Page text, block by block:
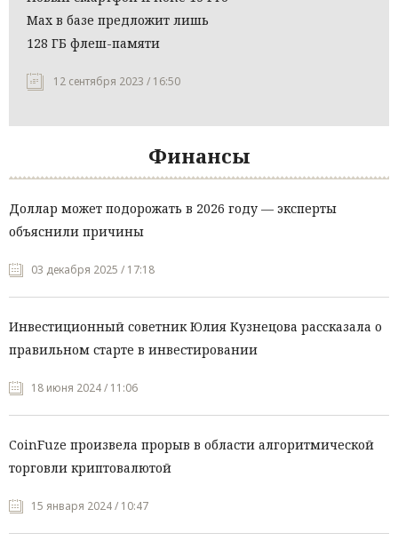
Max в базе предложит лишь
128 ГБ флеш-памяти
12 сентября 2023 / 16:50
Финансы
Доллар может подорожать в 2026 году — эксперты
объяснили причины
03 декабря 2025 / 17:18
Инвестиционный советник Юлия Кузнецова рассказала о
правильном старте в инвестировании
18 июня 2024 / 11:06
CoinFuze произвела прорыв в области алгоритмической
торговли криптовалютой
15 января 2024 / 10:47